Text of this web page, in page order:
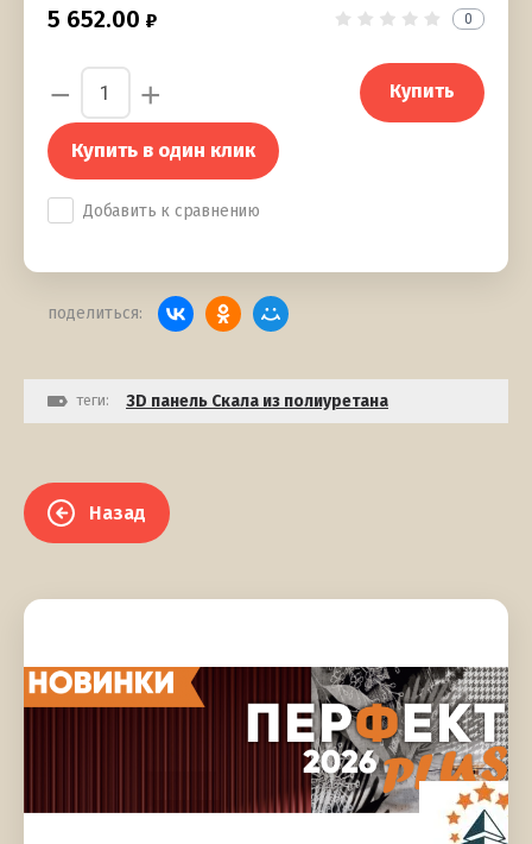
5 652.00 0
− + Купить
Купить в один клик
Добавить к сравнению
поделиться:
теги: 3D панель Скала из полиуретана
Назад